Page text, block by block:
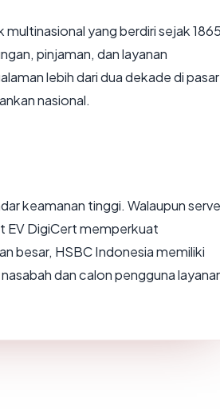
yang berdiri sejak
pinjaman, dan layanan
lebih dari dua dekade di pasar
nasional.
keamanan tinggi. Walaupun
EV DigiCert memperkuat
besar, HSBC Indonesia memiliki
dan calon pengguna